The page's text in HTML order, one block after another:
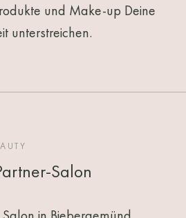
und Make-up Deine
unterstreichen.
Salon